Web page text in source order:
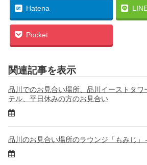
Hatena
Pocket
関連記事を表示
品川でのお見合い場所、品川イーストタワ
テル、平日休みの方のお見合い
品川のお見合い場所のラウンジ「もみじ